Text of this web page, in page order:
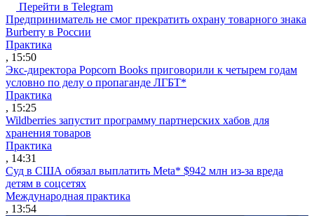
Перейти в Telegram
Предприниматель не смог прекратить охрану товарного знака
Burberry в России
Практика
, 15:50
Экс-директора Popcorn Books приговорили к четырем годам
условно по делу о пропаганде ЛГБТ*
Практика
, 15:25
Wildberries запустит программу партнерских хабов для
хранения товаров
Практика
, 14:31
Суд в США обязал выплатить Meta* $942 млн из-за вреда
детям в соцсетях
Международная практика
, 13:54